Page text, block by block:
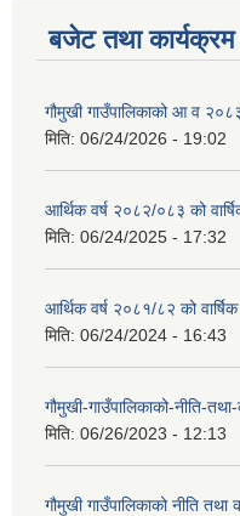
बजेट तथा कार्यक्रम
गौमुखी गाउँपालिकाको आ व
मिति: 06/24/2026 - 19:02
आर्थिक वर्ष २०८२/०८३ को
मिति: 06/24/2025 - 17:32
आर्थिक वर्ष २०८१/८२ को
मिति: 06/24/2024 - 16:43
गौमुखी-गाउँपालिकाको-नीति-
मिति: 06/26/2023 - 12:13
गौमुखी गाउँपालिकाको नीति